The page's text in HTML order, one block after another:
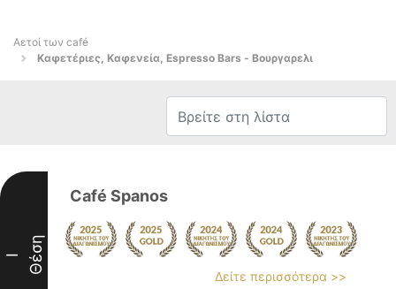
Αετοί των café
Καφετέριες, Καφενεία, Espresso Bars - Βουργαρελι
I Θέση
Café Spanos
Δείτε περισσότερα >>